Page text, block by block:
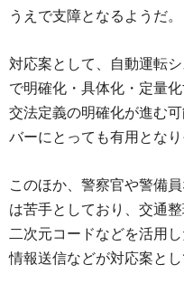
うえで支障となるようだ。
対応案として、自動運転
で明確化・具体化・定量
交法定義の明確化が進む
バーにとっても有用となり
このほか、警察官や警備
は苦手としており、交通
二次元コードなどを活用
情報送信などが対応案とし